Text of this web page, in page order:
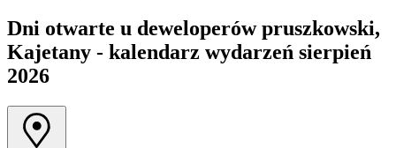
Dni otwarte u deweloperów pruszkowski,
Kajetany - kalendarz wydarzeń sierpień
2026